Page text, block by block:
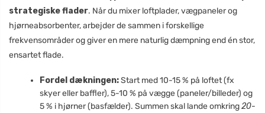
strategiske flader. Når du mixer loftplader, vægpaneler og
hjørneabsorbenter, arbejder de sammen i forskellige
frekvensområder og giver en mere naturlig dæmpning end én stor,
ensartet flade.
Fordel dækningen:Start med 10-15 % på loftet (fx
skyer eller baffler), 5-10 % på vægge (paneler/billeder) og
5 % i hjørner (basfælder). Summen skal lande omkring20-